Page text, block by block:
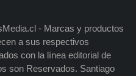
- Marcas y productos
a sus respectivos
con la línea editorial de
son Reservados. Santiago